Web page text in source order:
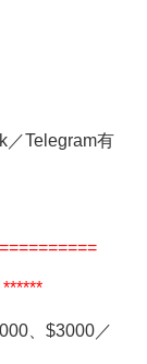
／Telegram有
******
、$3000／